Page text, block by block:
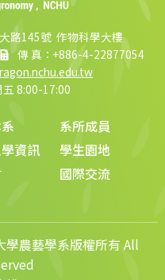
路145號 作物科學大樓
傳 真：+886-4-22877054
8:00-17:00
系所成員
資訊
學生園地
國際交流
農藝學系版權所有 All